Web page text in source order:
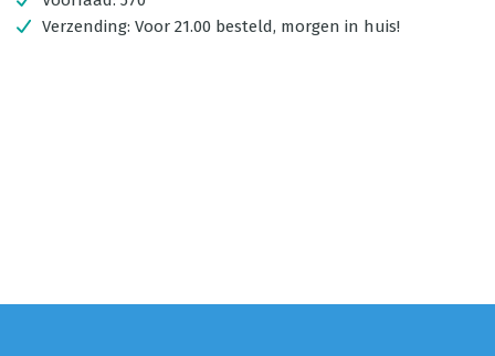
Verzending: Voor 21.00 besteld, morgen in huis!